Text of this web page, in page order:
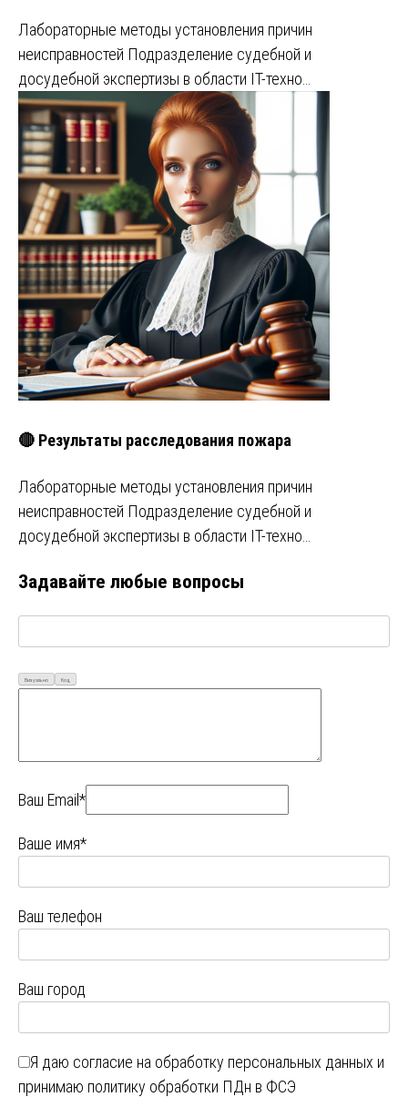
Лабораторные методы установления причин
неисправностей Подразделение судебной и
досудебной экспертизы в области IT-техно…
🔴 Результаты расследования пожара
Лабораторные методы установления причин
неисправностей Подразделение судебной и
досудебной экспертизы в области IT-техно…
Задавайте любые вопросы
Визуально Код
Ваш Email*
Ваше имя*
Ваш телефон
Ваш город
Я даю согласие на обработку персональных данных и
принимаю политику обработки ПДн в ФСЭ